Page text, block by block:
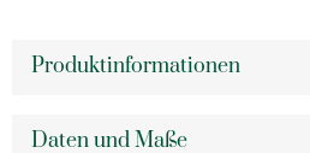
Produktinformationen
Daten und Maße